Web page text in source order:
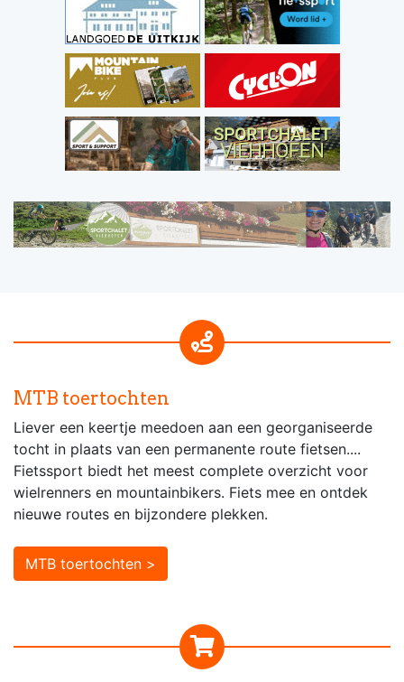
MTB toertochten
Liever een keertje meedoen aan een georganiseerde
tocht in plaats van een permanente route fietsen....
Fietssport biedt het meest complete overzicht voor
wielrenners en mountainbikers. Fiets mee en ontdek
nieuwe routes en bijzondere plekken.
MTB toertochten >